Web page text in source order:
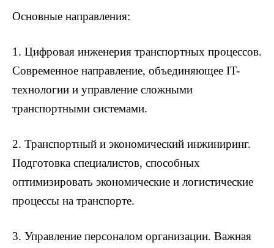
Основные направления:
1. Цифровая инженерия транспортных процессов.
Современное направление, объединяющее IT-
технологии и управление сложными
транспортными системами.
2. Транспортный и экономический инжиниринг.
Подготовка специалистов, способных
оптимизировать экономические и логистические
процессы на транспорте.
3. Управление персоналом организации. Важная